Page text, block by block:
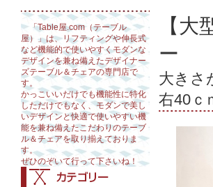
「Table屋.com（テーブル
屋）」は、リフティングや伸長式
など機能的で使いやすくモダンな
デザインを兼ね備えたデザイナー
ズテーブル＆チェアの専門店で
す。
かっこいいだけでも機能性に特化
しただけでもなく、モダンで美し
いデザインと快適で使いやすい機
能を兼ね備えたこだわりのテーブ
ル＆チェアを取り揃えておりま
す。
ぜひのぞいて行って下さいね！
【
ー
大きさ
右40ｃ